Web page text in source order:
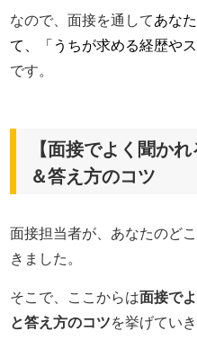
なので、面接を通してあな
て、「うちが求める経歴や
です。
【面接でよく聞か
＆答え方のコツ
面接担当者が、あなたのど
きました。
そこで、ここからは面接で
と答え方のコツを挙げていき